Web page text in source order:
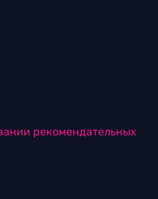
рекомендательных